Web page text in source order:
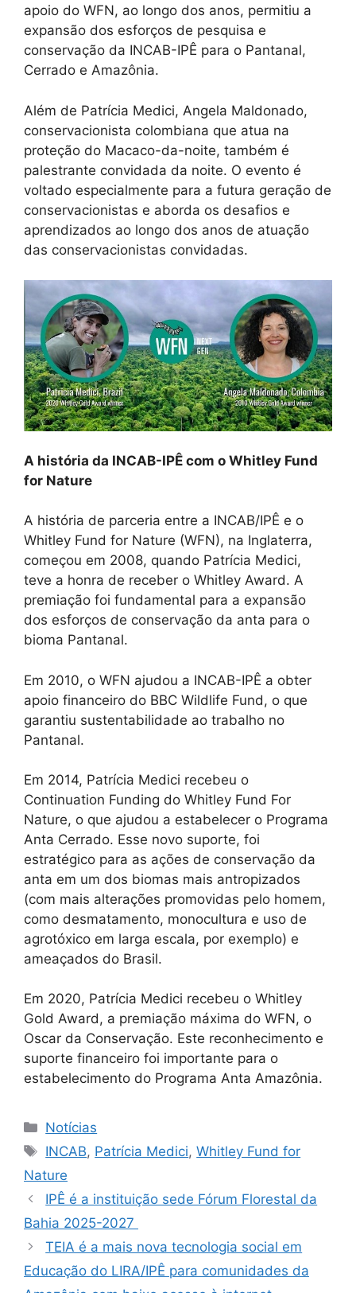
apoio do WFN, ao longo dos anos, permitiu a
expansão dos esforços de pesquisa e
conservação da INCAB-IPÊ para o Pantanal,
Cerrado e Amazônia.
Além de Patrícia Medici, Angela Maldonado,
conservacionista colombiana que atua na
proteção do Macaco-da-noite, também é
palestrante convidada da noite. O evento é
voltado especialmente para a futura geração de
conservacionistas e aborda os desafios e
aprendizados ao longo dos anos de atuação
das conservacionistas convidadas.
A história da INCAB-IPÊ com o Whitley Fund
for Nature
A história de parceria entre a INCAB/IPÊ e o
Whitley Fund for Nature (WFN), na Inglaterra,
começou em 2008, quando Patrícia Medici,
teve a honra de receber o Whitley Award. A
premiação foi fundamental para a expansão
dos esforços de conservação da anta para o
bioma Pantanal.
Em 2010, o WFN ajudou a INCAB-IPÊ a obter
apoio financeiro do BBC Wildlife Fund, o que
garantiu sustentabilidade ao trabalho no
Pantanal.
Em 2014, Patrícia Medici recebeu o
Continuation Funding do Whitley Fund For
Nature, o que ajudou a estabelecer o Programa
Anta Cerrado. Esse novo suporte, foi
estratégico para as ações de conservação da
anta em um dos biomas mais antropizados
(com mais alterações promovidas pelo homem,
como desmatamento, monocultura e uso de
agrotóxico em larga escala, por exemplo) e
ameaçados do Brasil.
Em 2020, Patrícia Medici recebeu o Whitley
Gold Award, a premiação máxima do WFN, o
Oscar da Conservação. Este reconhecimento e
suporte financeiro foi importante para o
estabelecimento do Programa Anta Amazônia.
Notícias
INCAB, Patrícia Medici,Whitley Fund for
Nature
IPÊ é a instituição sede Fórum Florestal da
Bahia 2025-2027
TEIA é a mais nova tecnologia social em
Educação do LIRA/IPÊ para comunidades da